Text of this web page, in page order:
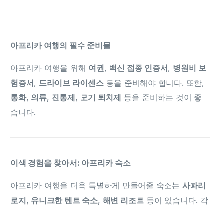
아프리카 여행의 필수 준비물
아프리카 여행을 위해 여권, 백신 접종 인증서, 병원비 보
험증서, 드라이브 라이센스 등을 준비해야 합니다. 또한,
통화, 의류, 진통제, 모기 퇴치제 등을 준비하는 것이 좋
습니다.
이색 경험을 찾아서: 아프리카 숙소
아프리카 여행을 더욱 특별하게 만들어줄 숙소는사파리
로지, 유니크한 텐트 숙소,해변 리조트 등이 있습니다. 각